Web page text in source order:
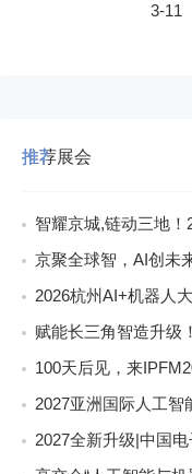
3-11
推荐展会
智耀京城,链动三地
100天后见，来
2027全新升级|中国